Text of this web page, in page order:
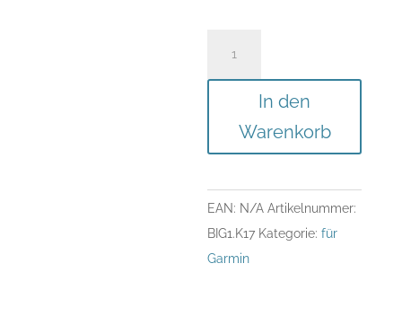
Kugel
Garmin
Geräte
Menge
In den
Warenkorb
EAN: N/A Artikelnummer:
BIG1.K17 Kategorie:für
Garmin